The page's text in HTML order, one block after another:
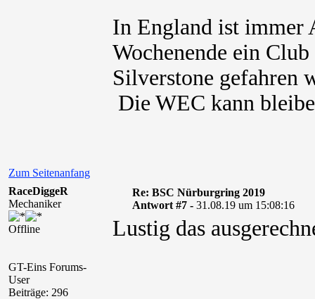
In England ist immer
Wochenende ein
Silverstone gefahren
Die WEC kann
Zum Seitenanfang
RaceDiggeR
Mechaniker
Offline
GT-Eins Forums-
User
Beiträge: 296
Re: BSC Nürburgring 2019
Antwort #7 - 31.08.19 um 15:08:16
Lustig das